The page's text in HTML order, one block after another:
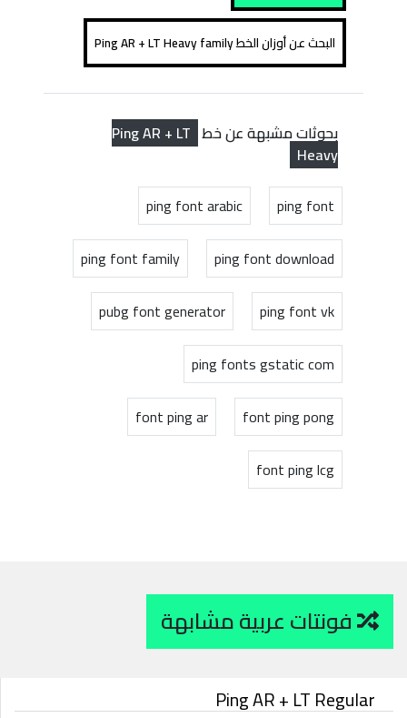
البحث عن أوزان الخط Ping AR + LT Heavy family
بحوثات مشبهة عن خط Ping AR + LT
Heavy
ping font
ping font arabic
ping font download
ping font family
ping font vk
pubg font generator
ping fonts gstatic com
font ping pong
font ping ar
font ping lcg
Ping AR + LT Regular